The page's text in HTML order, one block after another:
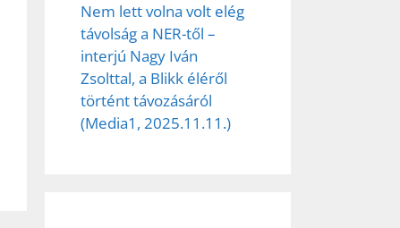
Nem lett volna volt elég
távolság a NER-től –
interjú Nagy Iván
Zsolttal, a Blikk éléről
történt távozásáról
(Media1, 2025.11.11.)